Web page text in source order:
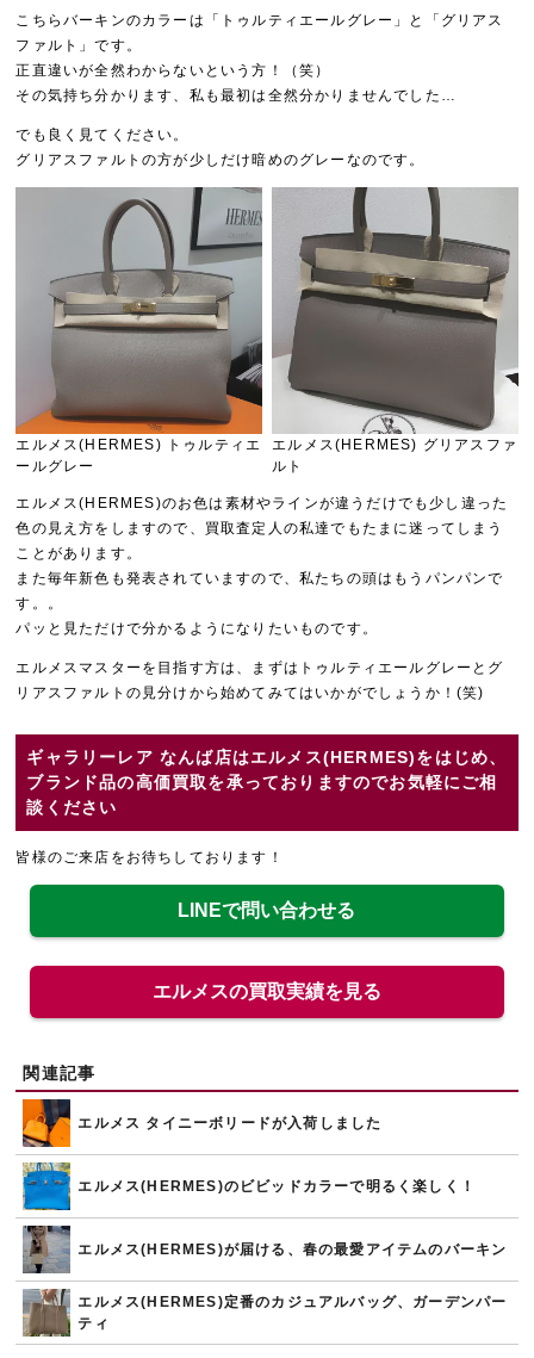
こちらバーキンのカラーは「トゥルティエールグレー」と「グリアス
ファルト」です。
正直違いが全然わからないという方！（笑）
その気持ち分かります、私も最初は全然分かりませんでした…
でも良く見てください。
グリアスファルトの方が少しだけ暗めのグレーなのです。
エルメス(HERMES) トゥルティエ
ールグレー
エルメス(HERMES) グリアスファ
ルト
エルメス(HERMES)のお色は素材やラインが違うだけでも少し違った
色の見え方をしますので、買取査定人の私達でもたまに迷ってしまう
ことがあります。
また毎年新色も発表されていますので、私たちの頭はもうパンパンで
す。。
パッと見ただけで分かるようになりたいものです。
エルメスマスターを目指す方は、まずはトゥルティエールグレーとグ
リアスファルトの見分けから始めてみてはいかがでしょうか！(笑)
ギャラリーレア なんば店はエルメス(HERMES)をはじめ、
ブランド品の高価買取を承っておりますのでお気軽にご相
談ください
皆様のご来店をお待ちしております！
LINEで問い合わせる
エルメスの買取実績を見る
関連記事
エルメス タイニーボリードが入荷しました
エルメス(HERMES)のビビッドカラーで明るく楽しく！
エルメス(HERMES)が届ける、春の最愛アイテムのバーキン
エルメス(HERMES)定番のカジュアルバッグ、ガーデンパー
ティ